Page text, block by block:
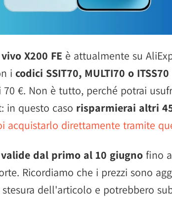
vivo X200 FE è attualmente su
i codici SSIT70, MULTI70 o ITSS70
€. Non è tutto, perché potrai
in questo caso risparmierai altri
acquistarlo direttamente tramite
valide dal primo al 10 giugno fino a
Ricordiamo che i prezzi sono
dell'articolo e potrebbero